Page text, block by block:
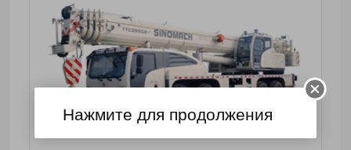
Нажмите для продолжения